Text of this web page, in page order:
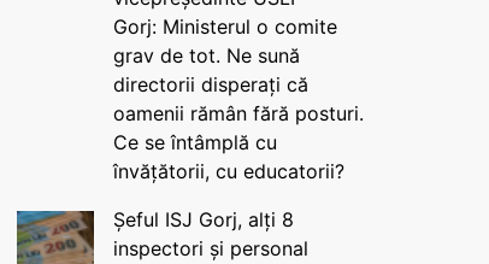
Gorj: Ministerul o comite
grav de tot. Ne sună
directorii disperați că
oamenii rămân fără posturi.
Ce se întâmplă cu
învățătorii, cu educatorii?
Șeful ISJ Gorj, alți 8
inspectori și personal